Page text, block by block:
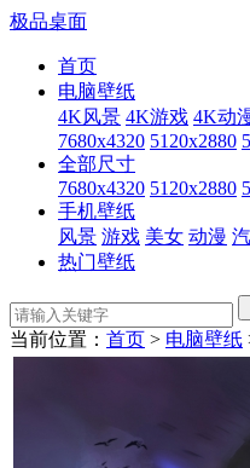
极品桌面
首页
电脑壁纸
4K风景 4K游戏 4K动
7680x4320 5120x2880
全部尺寸
7680x4320 5120x2880
手机壁纸
风景 游戏 美女 动漫
热门壁纸
当前位置： 首页 > 电脑壁纸